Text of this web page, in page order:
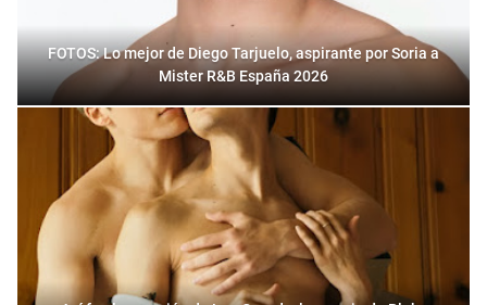
FOTOS: Lo mejor de Diego Tarjuelo, aspirante por Soria a
Mister R&B España 2026